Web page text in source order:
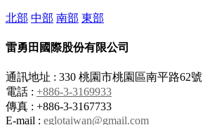
北部 中部 南部 東部
雷勇田國際股份有限公司
通訊地址 : 330 桃園市桃園區南平路62號
電話 : +886-3-3169933
傳真 : +886-3-3167733
E-mail : eglotaiwan@gmail.com